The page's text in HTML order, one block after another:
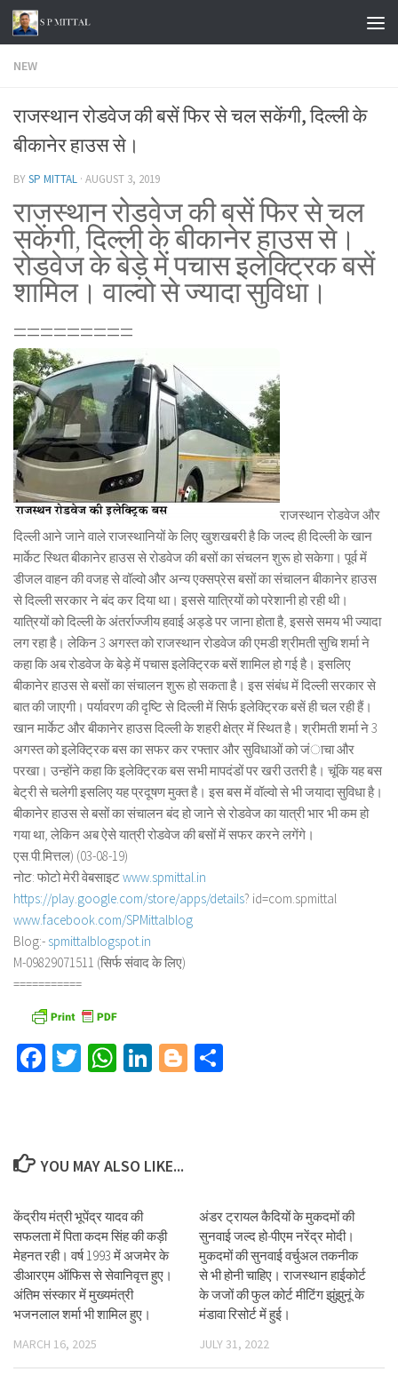
Skip to content
NEW
राजस्थान रोडवेज की बसें फिर से चल सकेंगी, दिल्ली के
बीकानेर हाउस से।
BYSP MITTAL · AUGUST 3, 2019
राजस्थान रोडवेज की बसें फिर से चल
सकेंगी, दिल्ली के बीकानेर हाउस से।
रोडवेज के बेड़े में पचास इलेक्ट्रिक बसें
शामिल। वाल्वो से ज्यादा सुविधा।
=========
राजस्थान रोडवेज और
दिल्ली आने जाने वाले राजस्थानियों के लिए खुशखबरी है कि जल्द ही दिल्ली के खान
मार्केट स्थित बीकानेर हाउस से रोडवेज की बसों का संचलन शुरू हो सकेगा। पूर्व में
डीजल वाहन की वजह से वॉल्वो और अन्य एक्सप्रेस बसों का संचालन बीकानेर हाउस
से दिल्ली सरकार ने बंद कर दिया था। इससे यात्रियों को परेशानी हो रही थी।
यात्रियों को दिल्ली के अंतर्राज्जीय हवाई अड्डे पर जाना होता है, इससे समय भी ज्यादा
लग रहा है। लेकिन 3 अगस्त को राजस्थान रोडवेज की एमडी श्रीमती सुचि शर्मा ने
कहा कि अब रोडवेज के बेड़े में पचास इलेक्ट्रिक बसें शामिल हो गई है। इसलिए
बीकानेर हाउस से बसों का संचालन शुरू हो सकता है। इस संबंध में दिल्ली सरकार से
बात की जाएगी। पर्यावरण की दृष्टि से दिल्ली में सिर्फ इलेक्ट्रिक बसें ही चल रही हैं।
खान मार्केट और बीकानेर हाउस दिल्ली के शहरी क्षेत्र में स्थित है। श्रीमती शर्मा ने 3
अगस्त को इलेक्ट्रिक बस का सफर कर रफ्तार और सुविधाओं को जंाचा और
परखा। उन्होंने कहा कि इलेक्ट्रिक बस सभी मापदंडों पर खरी उतरी है। चूंकि यह बस
बेट्री से चलेगी इसलिए यह प्रदूषण मुक्त है। इस बस में वॉल्वो से भी जयादा सुविधा है।
बीकानेर हाउस से बसों का संचालन बंद हो जाने से रोडवेज का यात्री भार भी कम हो
गया था, लेकिन अब ऐसे यात्री रोडवेज की बसों में सफर करने लगेंगे।
एस.पी.मित्तल) (03-08-19)
नोट: फोटो मेरी वेबसाइटwww.spmittal.in
https://play.google.com/store/apps/details? id=com.spmittal
www.facebook.com/SPMittalblog
Blog:- spmittalblogspot.in
M-09829071511 (सिर्फ संवाद के लिए)
===========
Facebook
TwitterWhatsApp
LinkedIn
Blogger
YOU MAY ALSO LIKE...
केंद्रीय मंत्री भूपेंद्र यादव की
सफलता में पिता कदम सिंह की कड़ी
मेहनत रही। वर्ष 1993 में अजमेर के
डीआरएम ऑफिस से सेवानिवृत्त हुए।
अंतिम संस्कार में मुख्यमंत्री
भजनलाल शर्मा भी शामिल हुए।
MARCH 16, 2025
अंडर ट्रायल कैदियों के मुकदमों की
सुनवाई जल्द हो-पीएम नरेंद्र मोदी।
मुकदमों की सुनवाई वर्चुअल तकनीक
से भी होनी चाहिए। राजस्थान हाईकोर्ट
के जजों की फुल कोर्ट मीटिंग झुंझुनूं के
मंडावा रिसोर्ट में हुई।
JULY 31, 2022